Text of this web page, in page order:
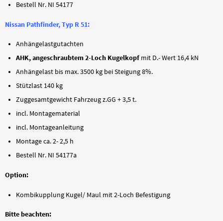
Bestell Nr. NI 54177
Nissan Pathfinder, Typ R 51:
Anhängelastgutachten
AHK, angeschraubtem 2-Loch Kugelkopfmit D.- Wert 16,4 kN
Anhängelast bis max. 3500 kg bei Steigung 8%.
Stützlast 140 kg
Zuggesamtgewicht Fahrzeug z.GG + 3,5 t.
incl. Montagematerial
incl. Montageanleitung
Montage ca. 2- 2,5 h
Bestell Nr. NI 54177a
Option:
Kombikupplung Kugel/ Maul mit 2-Loch Befestigung
Bitte beachten: